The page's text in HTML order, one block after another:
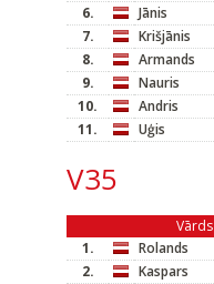
6.
Jānis
7.
Krišjānis
8.
Armands
9.
Nauris
10.
Andris
11.
Uģis
V35
Vārds
1.
Rolands
2.
Kaspars